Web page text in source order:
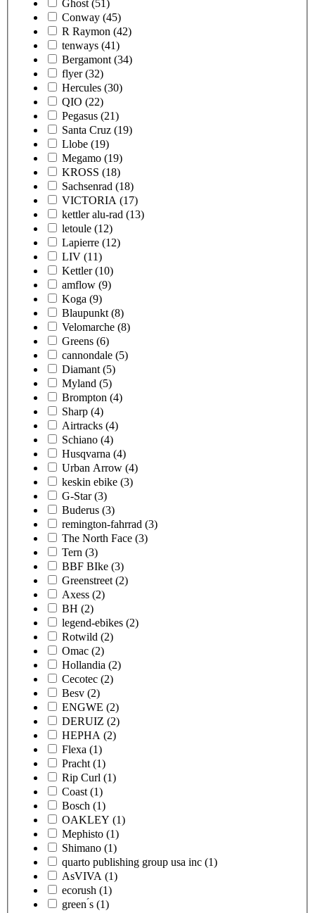
Ghost (51)
Conway (45)
R Raymon (42)
tenways (41)
Bergamont (34)
flyer (32)
Hercules (30)
QIO (22)
Pegasus (21)
Santa Cruz (19)
Llobe (19)
Megamo (19)
KROSS (18)
Sachsenrad (18)
VICTORIA (17)
kettler alu-rad (13)
letoule (12)
Lapierre (12)
LIV (11)
Kettler (10)
amflow (9)
Koga (9)
Blaupunkt (8)
Velomarche (8)
Greens (6)
cannondale (5)
Diamant (5)
Myland (5)
Brompton (4)
Sharp (4)
Airtracks (4)
Schiano (4)
Husqvarna (4)
Urban Arrow (4)
keskin ebike (3)
G-Star (3)
Buderus (3)
remington-fahrrad (3)
The North Face (3)
Tern (3)
BBF BIke (3)
Greenstreet (2)
Axess (2)
BH (2)
legend-ebikes (2)
Rotwild (2)
Omac (2)
Hollandia (2)
Cecotec (2)
Besv (2)
ENGWE (2)
DERUIZ (2)
HEPHA (2)
Flexa (1)
Pracht (1)
Rip Curl (1)
Coast (1)
Bosch (1)
OAKLEY (1)
Mephisto (1)
Shimano (1)
quarto publishing group usa inc (1)
AsVIVA (1)
ecorush (1)
green ́s (1)